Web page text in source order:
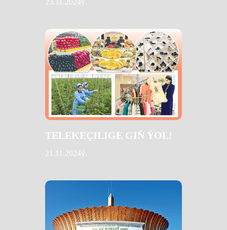
TELEKEÇILIGE GIŇ ÝOL!
21.11.2024ý.